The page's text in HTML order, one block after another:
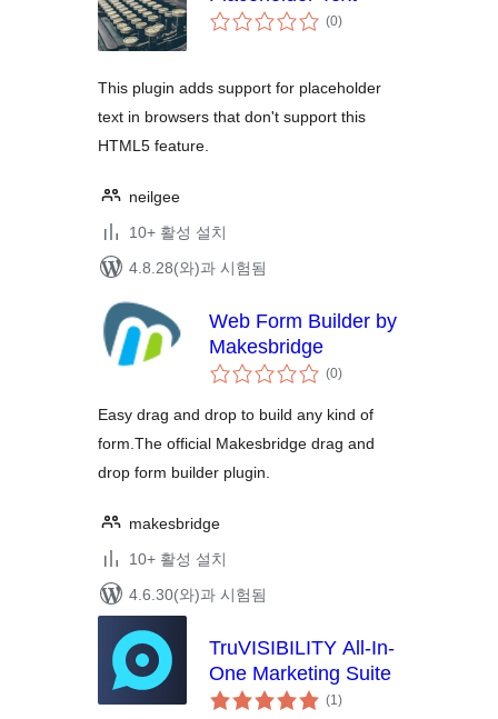
(0전
체)
This plugin adds support for placeholder
text in browsers that don't support this
HTML5 feature.
neilgee
10+ 활성 설치
4.8.28(와)과 시험됨
Web Form Builder by
Makesbridge
(0전
체
점
)
Easy drag and drop to build any kind of
form.The official Makesbridge drag and
drop form builder plugin.
makesbridge
10+ 활성 설치
4.6.30(와)과 시험됨
TruVISIBILITY All-In-
One Marketing Suite
(1전
체)